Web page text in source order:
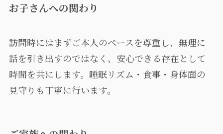
お子さんへの関わり
訪問時にはまずご本人のペースを尊重し、無理に
話を引き出すのではなく、安心できる存在として
時間を共にします。睡眠リズム・食事・身体面の
見守りも丁寧に行います。